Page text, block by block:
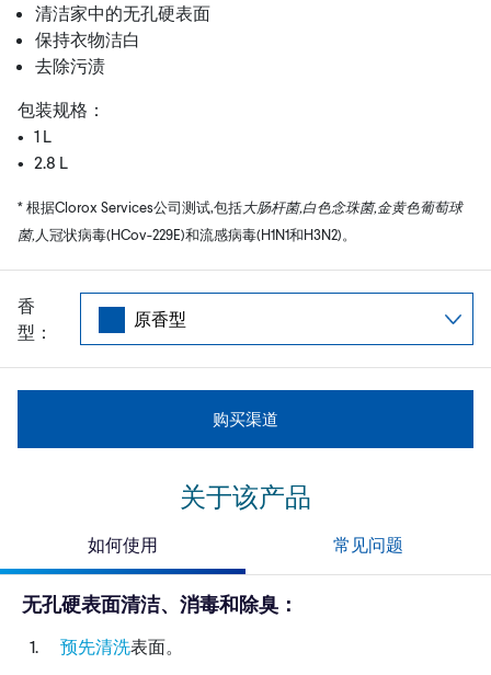
清洁家中的无孔硬表面
保持衣物洁白
去除污渍
包装规格：
• 1 L
• 2.8 L
* 根据Clorox Services公司测试,包括大肠杆菌,白色念珠菌,金黄色葡萄球
菌, 人冠状病毒(HCov-229E)和流感病毒(H1N1和H3N2)。
香
型：
购买渠道
关于该产品
如何使用 常见问题
无孔硬表面清洁、消毒和除臭：
预先清洗表面。